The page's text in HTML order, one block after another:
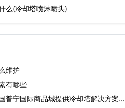
么(冷却塔喷淋喷头)
维护
有哪些
普宁国际商品城提供冷却塔解决方案…